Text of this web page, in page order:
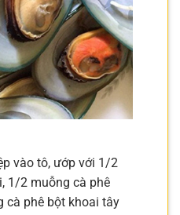
vào tô, ướp với 1/2
1/2 muỗng cà phê
cà phê bột khoai tây